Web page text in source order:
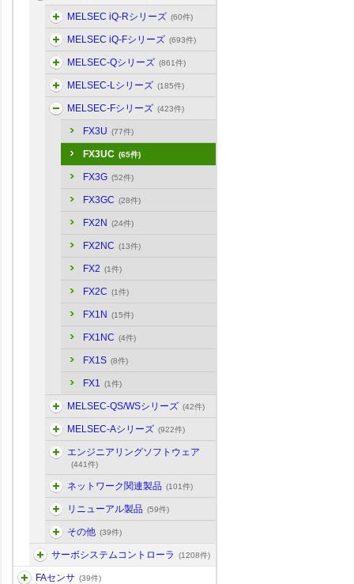
MELSEC iQ-Rシリーズ (60件)
MELSEC iQ-Fシリーズ (693件)
MELSEC-Qシリーズ (861件)
MELSEC-Lシリーズ (185件)
MELSEC-Fシリーズ (423件)
FX3U (77件)
FX3UC (65件)
FX3G (52件)
FX3GC (28件)
FX2N (24件)
FX2NC (13件)
FX2 (1件)
FX2C (1件)
FX1N (15件)
FX1NC (4件)
FX1S (8件)
FX1 (1件)
MELSEC-QS/WSシリーズ (42件)
MELSEC-Aシリーズ (922件)
エンジニアリングソフトウェア
(441件)
ネットワーク関連製品 (101件)
リニューアル製品 (59件)
その他 (39件)
サーボシステムコントローラ (1208件)
FAセンサ (39件)